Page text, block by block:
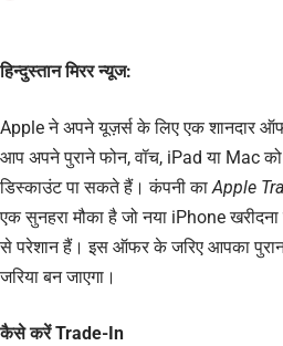
हिन्दुस्तान मिरर न्यूज:
Apple ने अपने यूज़र्स के लिए एक शानदार
आप अपने पुराने फोन, वॉच, iPad या Mac
डिस्काउंट पा सकते हैं। कंपनी काApple
एक सुनहरा मौका है जो नया iPhone
से परेशान हैं। इस ऑफर के जरिए आपका
जरिया बन जाएगा।
कैसे करें Trade-In